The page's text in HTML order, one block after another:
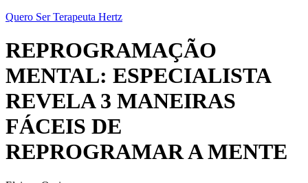
Quero Ser Terapeuta Hertz
REPROGRAMAÇÃO
MENTAL: ESPECIALISTA
REVELA 3 MANEIRAS
FÁCEIS DE
REPROGRAMAR A MENTE